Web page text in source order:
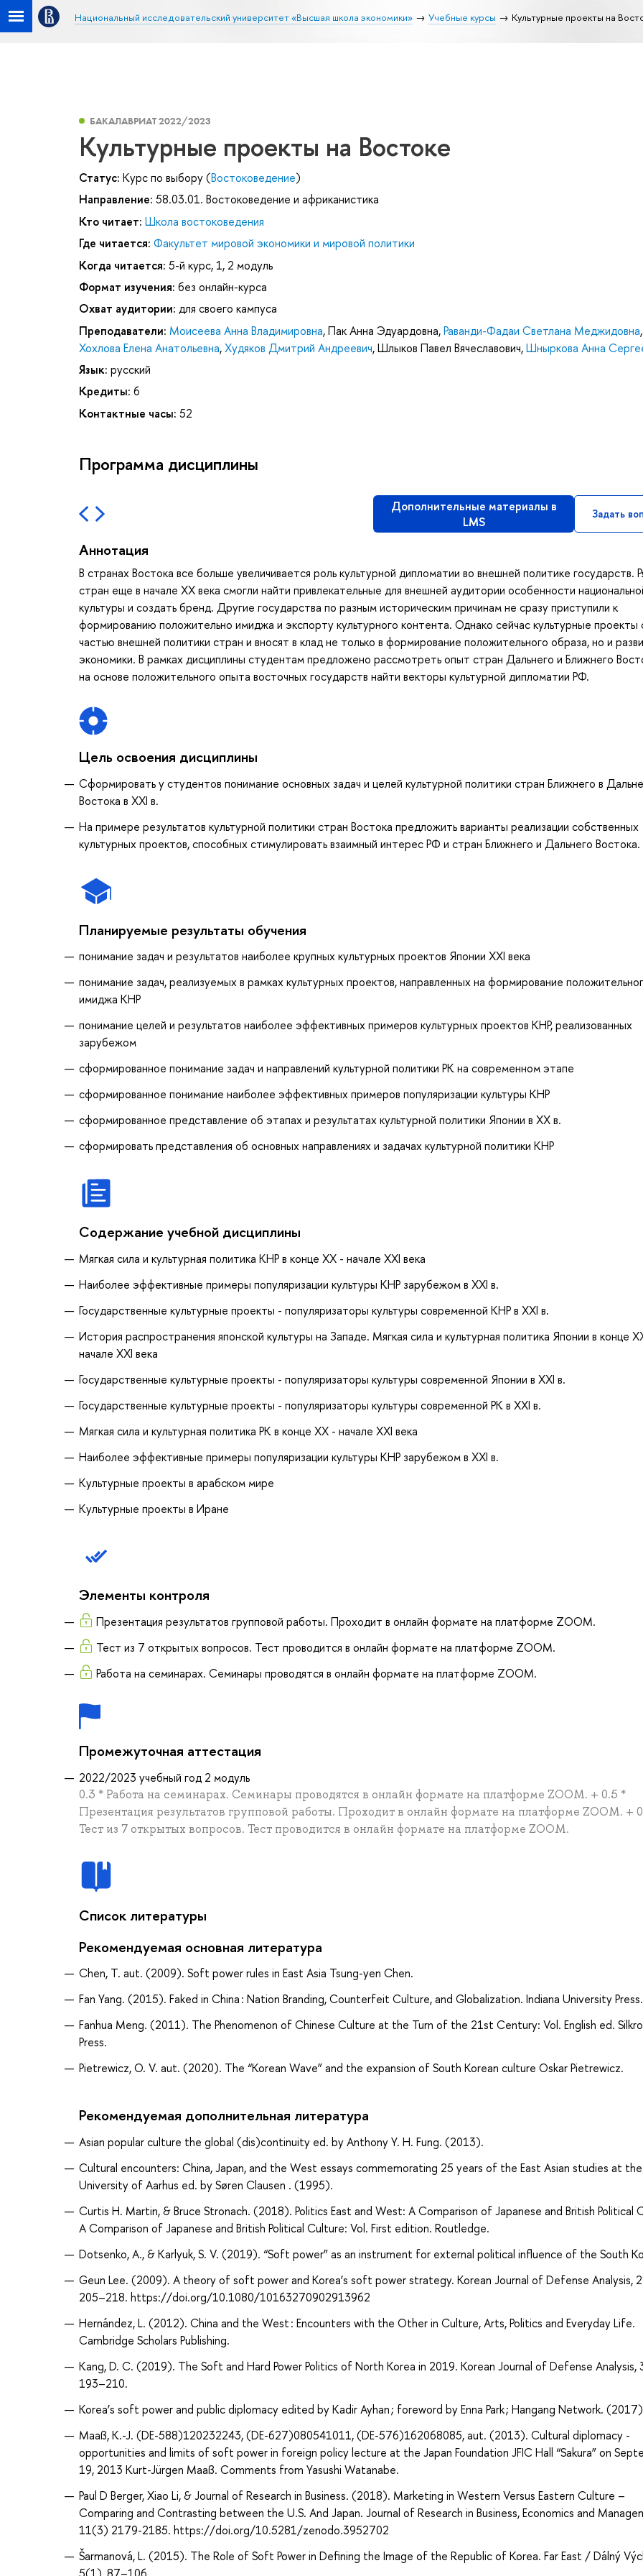
Национальный исследовательский университет «Высшая школа экономики» Учебные курсы Культурные проекты на
БАКАЛАВРИАТ 2022/2023
Культурные проекты на Востоке
Статус: Курс по выбору (Востоковедение)
Направление: 58.03.01. Востоковедение и африканистика
Кто читает: Школа востоковедения
Где читается: Факультет мировой экономики и мировой политики
Когда читается: 5-й курс, 1, 2 модуль
Формат изучения: без онлайн-курса
Охват аудитории: для своего кампуса
Преподаватели: Моисеева Анна Владимировна,Пак Анна Эдуардовна,Раванди-Фадаи Светлана Меджидовна,
Хохлова Елена Анатольевна,Худяков Дмитрий Андреевич,Шлыков Павел Вячеславович,Шныркова Анна
Язык: русский
Кредиты: 6
Контактные часы: 52
Программа дисциплины
Дополнительные материалы в
LMS
Задать
Аннотация
В странах Востока все больше увеличивается роль культурной дипломатии во внешней политике государств.
стран еще в начале XX века смогли найти привлекательные для внешней аудитории особенности
культуры и создать бренд. Другие государства по разным историческим причинам не сразу приступили к
формированию положительно имиджа и экспорту культурного контента. Однако сейчас культурные проекты
частью внешней политики стран и вносят в клад не только в формирование положительного образа, но и
экономики. В рамках дисциплины студентам предложено рассмотреть опыт стран Дальнего и Ближнего
на основе положительного опыта восточных государств найти векторы культурной дипломатии РФ.
Цель освоения дисциплины
Сформировать у студентов понимание основных задач и целей культурной политики стран Ближнего в
Востока в XXI в.
На примере результатов культурной политики стран Востока предложить варианты реализации собственных
культурных проектов, способных стимулировать взаимный интерес РФ и стран Ближнего и Дальнего Востока.
Планируемые результаты обучения
понимание задач и результатов наиболее крупных культурных проектов Японии XXI века
понимание задач, реализуемых в рамках культурных проектов, направленных на формирование
имиджа КНР
понимание целей и результатов наиболее эффективных примеров культурных проектов КНР, реализованных
зарубежом
сформированное понимание задач и направлений культурной политики РК на современном этапе
сформированное понимание наиболее эффективных примеров популяризации культуры КНР
сформированное представление об этапах и результатах культурной политики Японии в XX в.
сформировать представления об основных направлениях и задачах культурной политики КНР
Содержание учебной дисциплины
Мягкая сила и культурная политика КНР в конце XX - начале XXI века
Наиболее эффективные примеры популяризации культуры КНР зарубежом в XXI в.
Государственные культурные проекты - популяризаторы культуры современной КНР в XXI в.
История распространения японской культуры на Западе. Мягкая сила и культурная политика Японии в конце
начале XXI века
Государственные культурные проекты - популяризаторы культуры современной Японии в XXI в.
Государственные культурные проекты - популяризаторы культуры современной РК в XXI в.
Мягкая сила и культурная политика РК в конце XX - начале XXI века
Наиболее эффективные примеры популяризации культуры КНР зарубежом в XXI в.
Культурные проекты в арабском мире
Культурные проекты в Иране
Элементы контроля
Презентация результатов групповой работы. Проходит в онлайн формате на платформе ZOOM.
Тест из 7 открытых вопросов. Тест проводится в онлайн формате на платформе ZOOM.
Работа на семинарах. Семинары проводятся в онлайн формате на платформе ZOOM.
Промежуточная аттестация
2022/2023 учебный год 2 модуль
0.3 * Работа на семинарах. Семинары проводятся в онлайн формате на платформе ZOOM. + 0.5 *
Презентация результатов групповой работы. Проходит в онлайн формате на платформе ZOOM. +
Тест из 7 открытых вопросов. Тест проводится в онлайн формате на платформе ZOOM.
Список литературы
Рекомендуемая основная литература
Chen, T. aut. (2009). Soft power rules in East Asia Tsung-yen Chen.
Fan Yang. (2015). Faked in China : Nation Branding, Counterfeit Culture, and Globalization. Indiana University Press.
Fanhua Meng. (2011). The Phenomenon of Chinese Culture at the Turn of the 21st Century: Vol. English ed.
Press.
Pietrewicz, O. V. aut. (2020). The “Korean Wave” and the expansion of South Korean culture Oskar Pietrewicz.
Рекомендуемая дополнительная литература
Asian popular culture the global (dis)continuity ed. by Anthony Y. H. Fung. (2013).
Cultural encounters: China, Japan, and the West essays commemorating 25 years of the East Asian studies at the
University of Aarhus ed. by Søren Clausen . (1995).
Curtis H. Martin, & Bruce Stronach. (2018). Politics East and West: A Comparison of Japanese and British Political
A Comparison of Japanese and British Political Culture: Vol. First edition. Routledge.
Dotsenko, A., & Karlyuk, S. V. (2019). “Soft power” as an instrument for external political influence of the South
Geun Lee. (2009). A theory of soft power and Korea’s soft power strategy. Korean Journal of Defense Analysis,
205–218. https://doi.org/10.1080/10163270902913962
Hernández, L. (2012). China and the West : Encounters with the Other in Culture, Arts, Politics and Everyday Life.
Cambridge Scholars Publishing.
Kang, D. C. (2019). The Soft and Hard Power Politics of North Korea in 2019. Korean Journal of Defense Analysis,
193–210.
Korea’s soft power and public diplomacy edited by Kadir Ayhan ; foreword by Enna Park ; Hangang Network.
Maaß, K.-J. (DE-588)120232243, (DE-627)080541011, (DE-576)162068085, aut. (2013). Cultural diplomacy -
opportunities and limits of soft power in foreign policy lecture at the Japan Foundation JFIC Hall “Sakura” on
19, 2013 Kurt-Jürgen Maaß. Comments from Yasushi Watanabe.
Paul D Berger, Xiao Li, & Journal of Research in Business. (2018). Marketing in Western Versus Eastern Culture –
Comparing and Contrasting between the U.S. And Japan. Journal of Research in Business, Economics and
11(3) 2179-2185. https://doi.org/10.5281/zenodo.3952702
Šarmanová, L. (2015). The Role of Soft Power in Defining the Image of the Republic of Korea. Far East / Dálný